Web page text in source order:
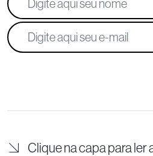
Clique na capa para ler